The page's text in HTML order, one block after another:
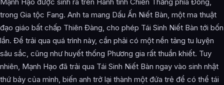
Mạnh Hạo được sinh ra trên Hành tinh Chiến Thắng phía Đông,
trong Gia tộc Fang. Anh ta mang Dấu Ấn Niết Bàn, một ma thuật
đạo giáo bất chấp Thiên Đàng, cho phép Tái Sinh Niết Bàn tới bốn
lần. Để trải qua quá trình này, cần phải có một nền tảng tu luyện
sâu sắc, cũng như huyết thống Phương gia rất thuần khiết. Tuy
nhiên, Mạnh Hạo đã trải qua Tái Sinh Niết Bàn ngay vào sinh nhật
thứ bảy của mình, biến anh trở lại thành một đứa trẻ để có thể tái